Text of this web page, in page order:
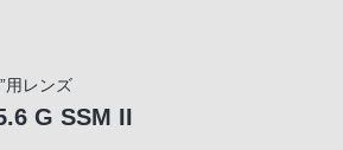
用レンズ
G SSM II